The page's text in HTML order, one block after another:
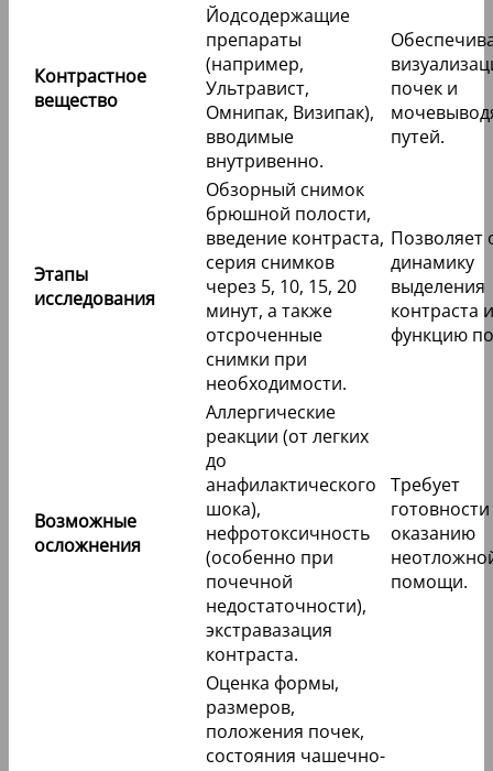
Контрастное
вещество
Йодсодержащие
препараты
(например,
Ультравист,
Омнипак, Визипак),
вводимые
внутривенно.
почек и
путей.
Этапы
исследования
Обзорный снимок
брюшной полости,
введение контраста,
серия снимков
через 5, 10, 15, 20
минут, а также
отсроченные
снимки при
необходимости.
Позволяет
динамику
выделения
контраста и
функцию
Возможные
осложнения
Аллергические
реакции (от легких
до
анафилактического
шока),
нефротоксичность
(особенно при
почечной
недостаточности),
экстравазация
контраста.
Требует
готовности
оказанию
помощи.
Оценка формы,
размеров,
положения почек,
состояния чашечно-